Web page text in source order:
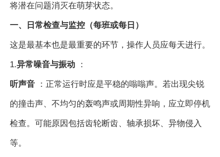
将潜在问题消灭在萌芽状态。
一、日常检查与监控（每班或每日）
这是最基本也是最重要的环节，操作人员应每天进行。
1.异常噪音与振动：
听声音：正常运行时应是平稳的嗡嗡声。若出现尖锐
的撞击声、不均匀的轰鸣声或周期性异响，应立即停机
检查。可能原因包括齿轮断齿、轴承损坏、异物侵入
等。